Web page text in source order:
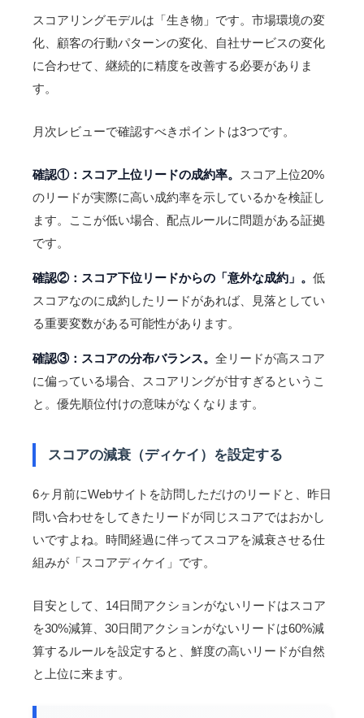
スコアリングモデルは「生き物」です。市場環境の変
化、顧客の行動パターンの変化、自社サービスの変化
に合わせて、継続的に精度を改善する必要がありま
す。
月次レビューで確認すべきポイントは3つです。
確認①：スコア上位リードの成約率。
スコア上位20%
のリードが実際に高い成約率を示しているかを検証し
ます。ここが低い場合、配点ルールに問題がある証拠
です。
確認②：スコア下位リードからの「意外な成約」。 低
スコアなのに成約したリードがあれば、見落としてい
る重要変数がある可能性があります。
確認③：スコアの分布バランス。 全リードが高スコア
に偏っている場合、スコアリングが甘すぎるというこ
と。優先順位付けの意味がなくなります。
スコアの減衰（ディケイ）を設定する
6ヶ月前にWebサイトを訪問しただけのリードと、昨日
問い合わせをしてきたリードが同じスコアではおかし
いですよね。時間経過に伴ってスコアを減衰させる仕
組みが「スコアディケイ」です。
目安として、14日間アクションがないリードはスコア
を30%減算、30日間アクションがないリードは60%減
算するルールを設定すると、鮮度の高いリードが自然
と上位に来ます。